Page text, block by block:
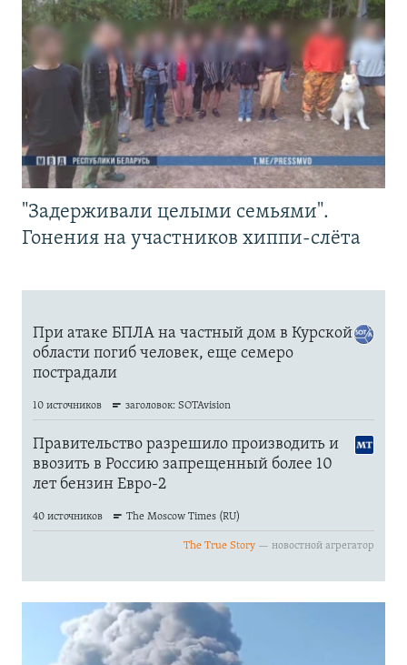
"Задерживали целыми семьями".
Гонения на участников хиппи-слёта